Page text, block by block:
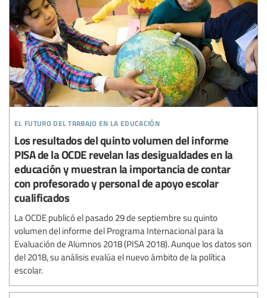
el futuro del trabajo en la educación
Los resultados del quinto volumen del informe
PISA de la OCDE revelan las desigualdades en la
educación y muestran la importancia de contar
con profesorado y personal de apoyo escolar
cualificados
La OCDE publicó el pasado 29 de septiembre su quinto
volumen del informe del Programa Internacional para la
Evaluación de Alumnos 2018 (PISA 2018). Aunque los datos son
del 2018, su análisis evalúa el nuevo ámbito de la política
escolar.